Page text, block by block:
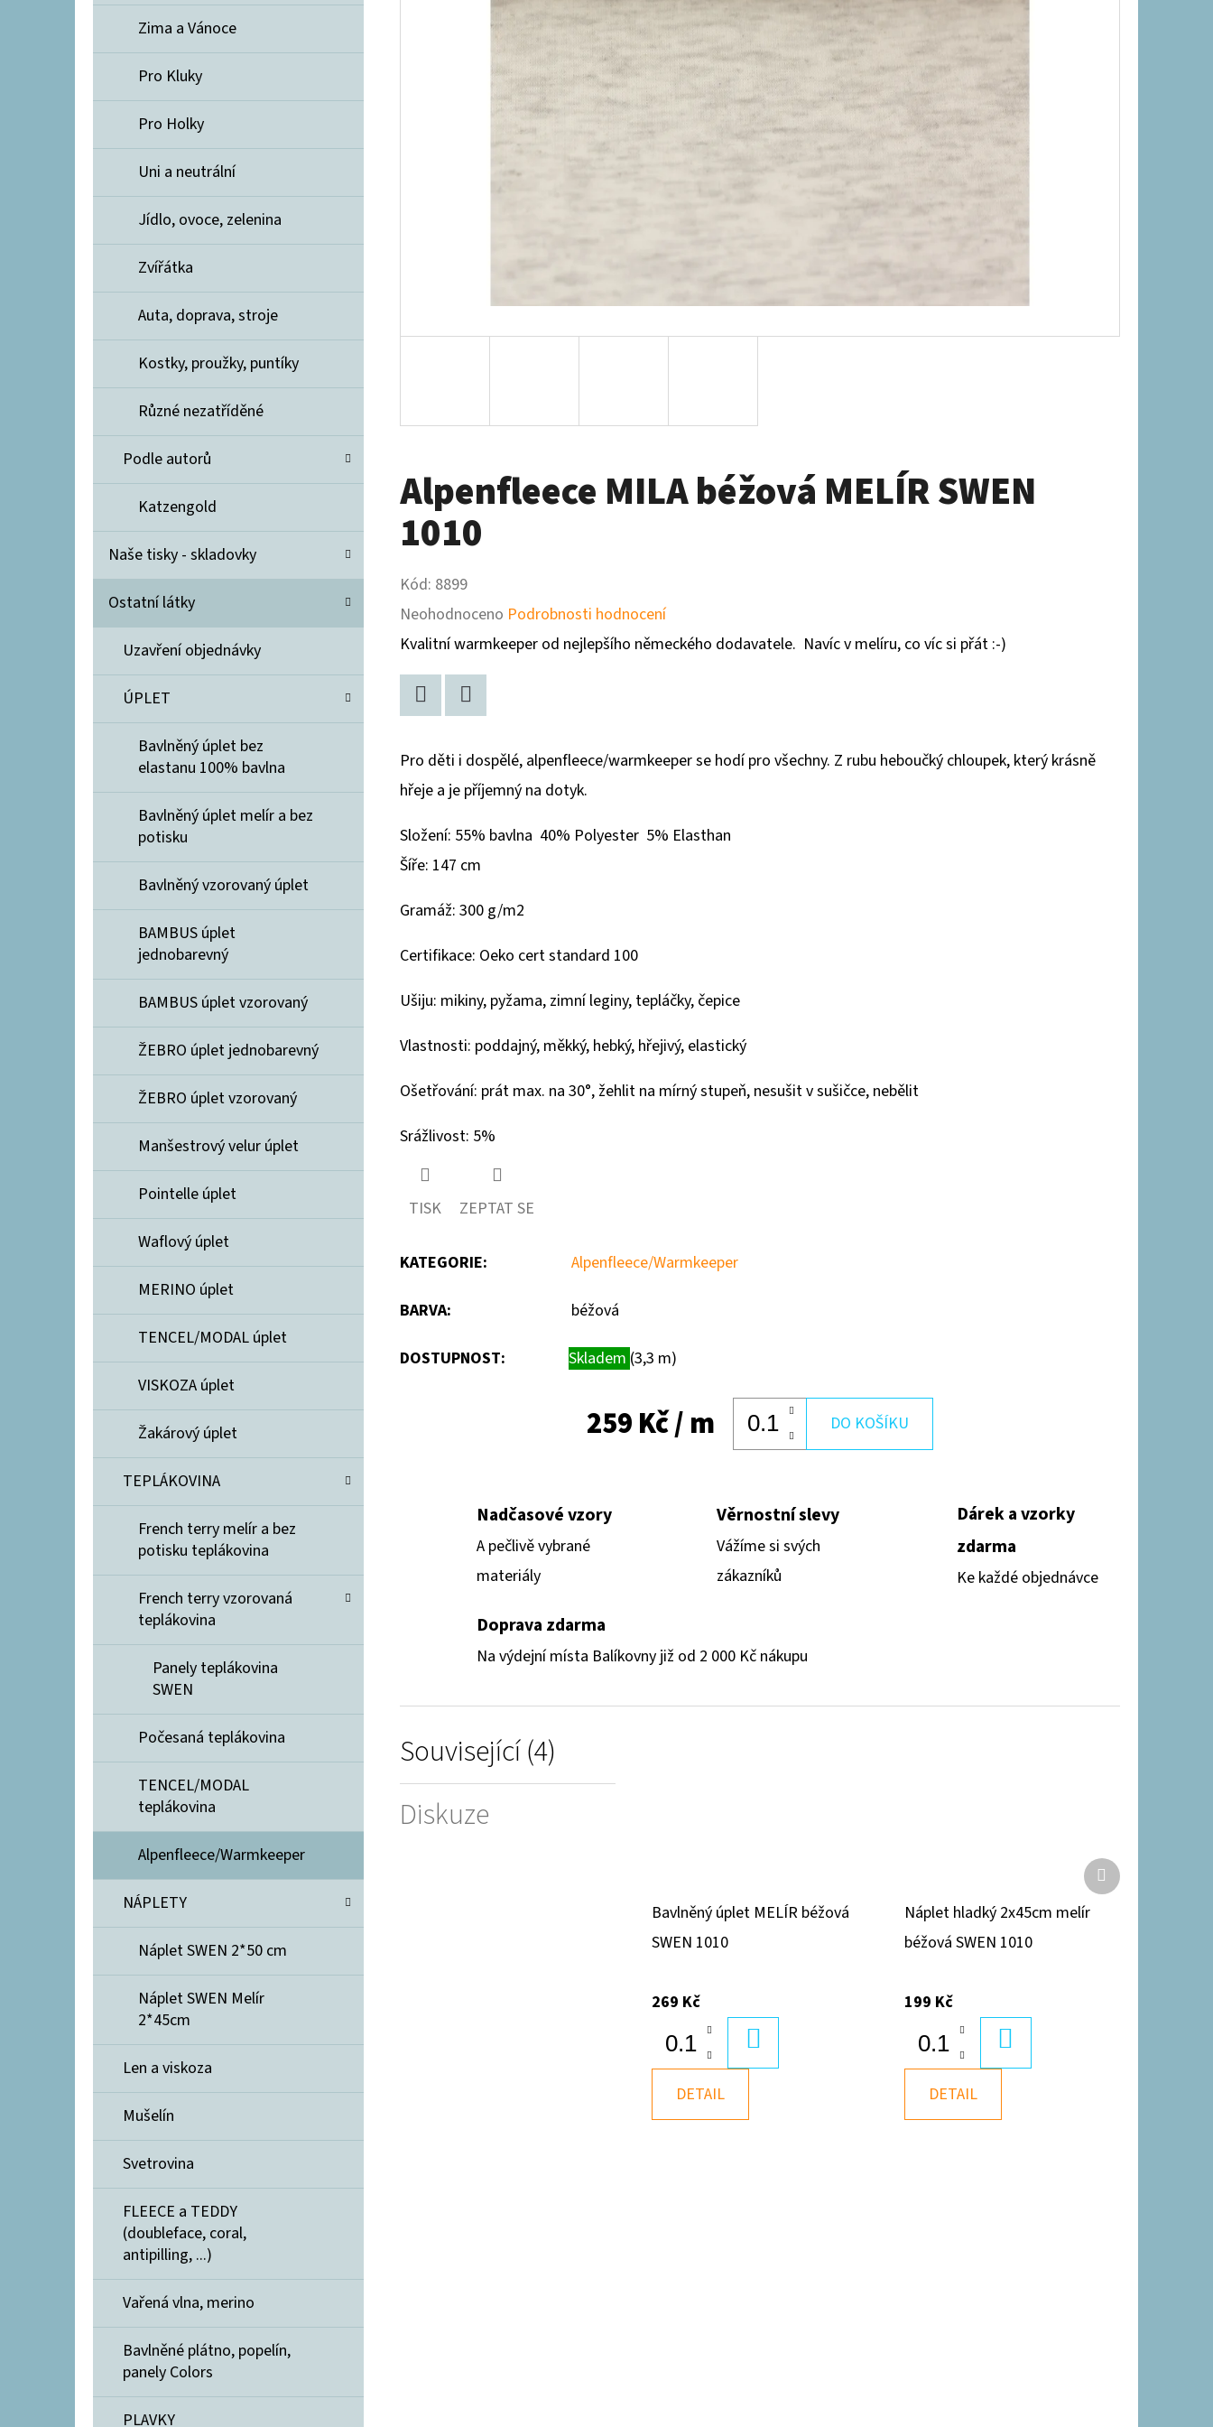
E
Zima a Vánoce
Pro Kluky
Pro Holky
Uni a neutrální
Jídlo, ovoce, zelenina
Zvířátka
Auta, doprava, stroje
Kostky, proužky, puntíky
Různé nezatříděné
Podle autorů
Katzengold
Naše tisky - skladovky
Ostatní látky
Uzavření objednávky
ÚPLET
Bavlněný úplet bez
elastanu 100% bavlna
Bavlněný úplet melír a bez
potisku
Bavlněný vzorovaný úplet
BAMBUS úplet
jednobarevný
BAMBUS úplet vzorovaný
ŽEBRO úplet jednobarevný
ŽEBRO úplet vzorovaný
Manšestrový velur úplet
Pointelle úplet
Waflový úplet
MERINO úplet
TENCEL/MODAL úplet
VISKOZA úplet
Žakárový úplet
TEPLÁKOVINA
French terry melír a bez
potisku teplákovina
French terry vzorovaná
teplákovina
Panely teplákovina
SWEN
Počesaná teplákovina
TENCEL/MODAL
teplákovina
Alpenfleece/Warmkeeper
NÁPLETY
Náplet SWEN 2*50 cm
Náplet SWEN Melír
2*45cm
Len a viskoza
Mušelín
Svetrovina
FLEECE a TEDDY
(doubleface, coral,
antipilling, ...)
Vařená vlna, merino
Bavlněné plátno, popelín,
panely Colors
PLAVKY
Alpenfleece MILA béžová MELÍR SWEN
1010
Kód: 8899
Průměrné
hodnocení
produktu
z
5
hvězdiček.
Neohodnoceno Podrobnosti hodnocení
Kvalitní warmkeeper od nejlepšího německého dodavatele. Navíc v melíru, co víc si přát :-)
Pro děti i dospělé, alpenfleece/warmkeeper se hodí pro všechny. Z rubu heboučký chloupek, který krásně
hřeje a je příjemný na dotyk.
Složení: 55% bavlna 40% Polyester 5% Elasthan
Šíře: 147 cm
Gramáž: 300 g/m2
Certifikace: Oeko cert standard 100
Ušiju: mikiny, pyžama, zimní leginy, tepláčky, čepice
Vlastnosti: poddajný, měkký, hebký, hřejivý, elastický
Ošetřování: prát max. na 30°, žehlit na mírný stupeň, nesušit v sušičce, nebělit
Srážlivost: 5%
TISK ZEPTAT SE
KATEGORIE: Alpenfleece/Warmkeeper
BARVA: béžová
DOSTUPNOST: Skladem (3,3 m)
259 Kč/ m DO KOŠÍKU
Nadčasové vzory
A pečlivě vybrané
materiály
Věrnostní slevy
Vážíme si svých
zákazníků
Dárek a vzorky
zdarma
Ke každé objednávce
Doprava zdarma
Na výdejní místa Balíkovny již od 2 000 Kč nákupu
Související (4)
Diskuze
Bavlněný úplet MELÍR béžová
SWEN 1010
269 Kč
KOŠÍKU
DETAIL
Náplet hladký 2x45cm melír
béžová SWEN 1010
199 Kč
KOŠÍKU
DETAIL
Další
ŽEBROVANÝ ÚPLET "PUFFIN" PROUŽKY
BAVLNĚNÝ ÚPLET "PUFFIN" 210G - SLEPIČKY
349 Kč